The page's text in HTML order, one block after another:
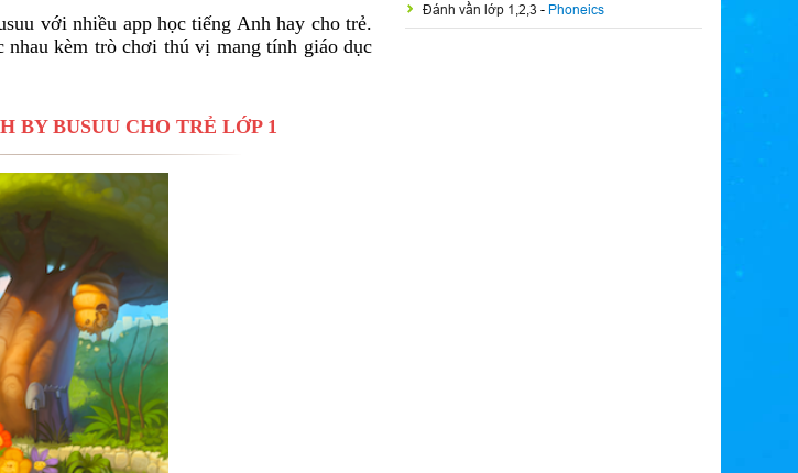
với nhiều app học tiếng Anh hay cho trẻ.
kèm trò chơi thú vị mang tính giáo dục
BY BUSUU CHO TRẺ LỚP 1
Đánh vần lớp 1,2,3 - Phoneics